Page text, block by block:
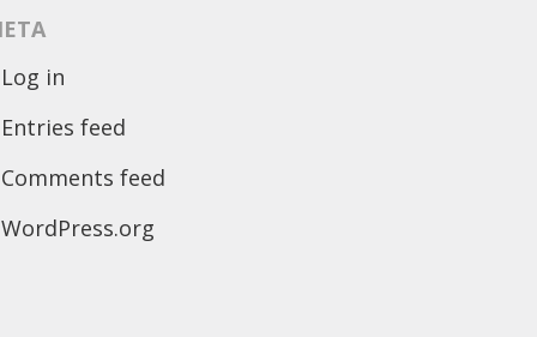
Log in
Entries feed
Comments feed
WordPress.org